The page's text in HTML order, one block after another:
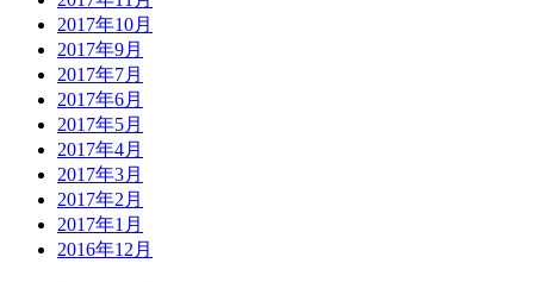
2017年10月
2017年9月
2017年7月
2017年6月
2017年5月
2017年4月
2017年3月
2017年2月
2017年1月
2016年12月